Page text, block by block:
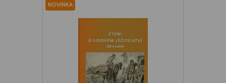
NOVINKA